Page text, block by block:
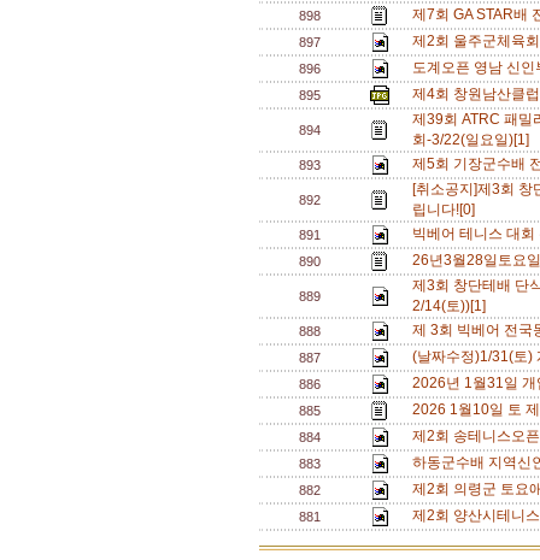
898 제7회 GA STAR배
897 제2회 울주군체육
896 도계오픈 영남 신
895 제4회 창원남산클
894
제39회 ATRC 패밀
회-3/22(일요일)[1]
893 제5회 기장군수배
892
[취소공지]제3회 창
립니다![0]
891 빅베어 테니스 대
890 26년3월28일토요
889
제3회 창단테배 단
2/14(토))[1]
888 제 3회 빅베어 전
887 (날짜수정)1/31(토)
886 2026년 1월31일
885 2026 1월10일 토
884 제2회 송테니스오
883 하동군수배 지역
882 제2회 의령군 토요
881 제2회 양산시테니